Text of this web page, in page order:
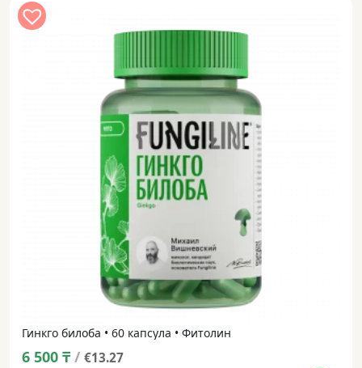
Гинкго билоба • 60 капсула • Фитолин
6 500 ₸ / €13.27